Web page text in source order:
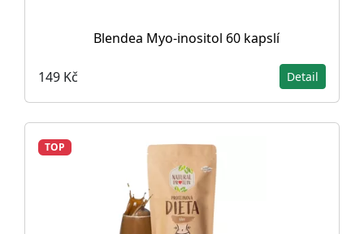
Blendea Myo-inositol 60 kapslí
149 Kč Detail
TOP